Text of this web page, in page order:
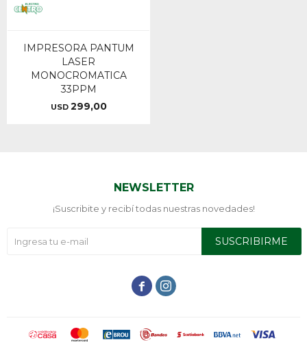
IMPRESORA PANTUM
LASER
MONOCROMATICA
33PPM
USD 299,00
NEWSLETTER
¡Suscribite y recibí todas nuestras novedades!
SUSCRIBIRME
 